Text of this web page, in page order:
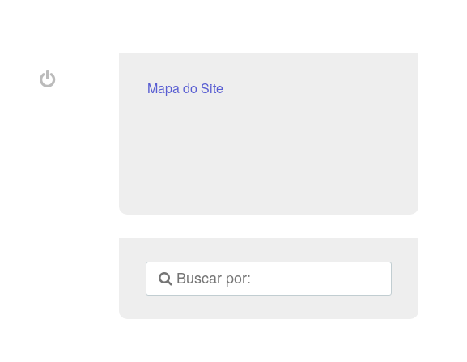
Mapa do Site